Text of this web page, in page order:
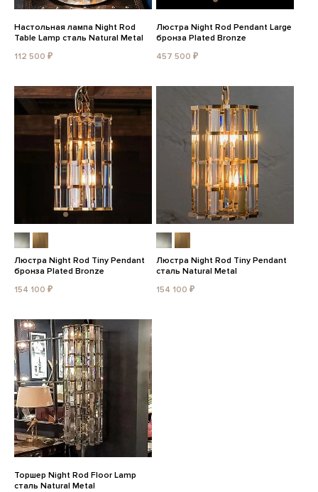
Настольная лампа Night Rod
Table Lamp сталь Natural Metal
112 500 ₽
Люстра Night Rod Pendant Large
бронза Plated Bronze
457 500 ₽
Люстра Night Rod Tiny Pendant
бронза Plated Bronze
154 100 ₽
Люстра Night Rod Tiny Pendant
сталь Natural Metal
154 100 ₽
Торшер Night Rod Floor Lamp
сталь Natural Metal